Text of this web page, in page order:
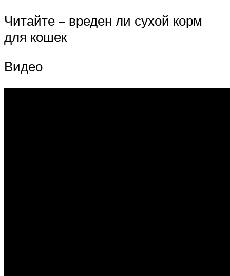
Читайте – вреден ли сухой корм
для кошек
Видео